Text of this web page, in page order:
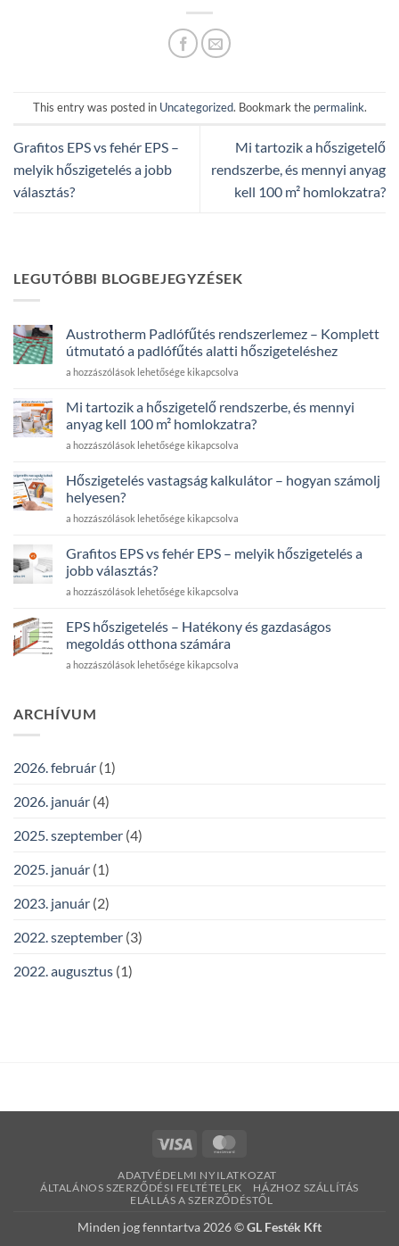
This entry was posted in Uncategorized. Bookmark the permalink.
Grafitos EPS vs fehér EPS –
melyik hőszigetelés a jobb
választás?
Mi tartozik a hőszigetelő
rendszerbe, és mennyi anyag
kell 100 m² homlokzatra?
LEGUTÓBBI BLOGBEJEGYZÉSEK
Austrotherm Padlófűtés rendszerlemez – Komplett
útmutató a padlófűtés alatti hőszigeteléshez
Austrotherm
rendszerlemez
–
Komplett
útmutató
padlófűtés
alatti
hőszigeteléshez
bejegyzéshez
a hozzászólások lehetősége kikapcsolva
Mi tartozik a hőszigetelő rendszerbe, és mennyi
anyag kell 100 m² homlokzatra?
Mi
a
hőszigetelő
rendszerbe,
és
anyag
kell
100
m²
bejegyzéshez
a hozzászólások lehetősége kikapcsolva
Hőszigetelés vastagság kalkulátor – hogyan számolj
helyesen?
Hőszigetelés
kalkulátor
–
hogyan
számolj
bejegyzéshez
a hozzászólások lehetősége kikapcsolva
Grafitos EPS vs fehér EPS – melyik hőszigetelés a
jobb választás?
Grafitos
vs
fehér
EPS
–
a
a hozzászólások lehetősége kikapcsolva
EPS hőszigetelés – Hatékony és gazdaságos
megoldás otthona számára
EPS
Hatékony
otthona
bejegyzéshez
a hozzászólások lehetősége kikapcsolva
ARCHÍVUM
2026. február (1)
2026. január (4)
2025. szeptember (4)
2025. január (1)
2023. január (2)
2022. szeptember (3)
2022. augusztus (1)
Visa
ADATVÉDELMI NYILATKOZAT
ÁLTALÁNOS SZERZŐDÉSI FELTÉTELEK
HÁZHOZ SZÁLLÍTÁS
ELÁLLÁS A SZERZŐDÉSTŐL
Minden jog fenntartva 2026 ©GL Festék Kft